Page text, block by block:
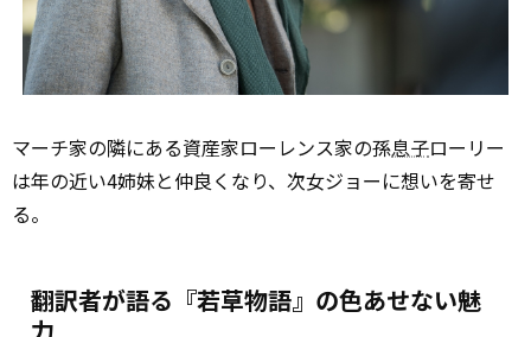
マーチ家の隣にある資産家ローレンス家の孫息子ローリー
は年の近い4姉妹と仲良くなり、次女ジョーに想いを寄せ
る。
翻訳者が語る『若草物語』の色あせない魅